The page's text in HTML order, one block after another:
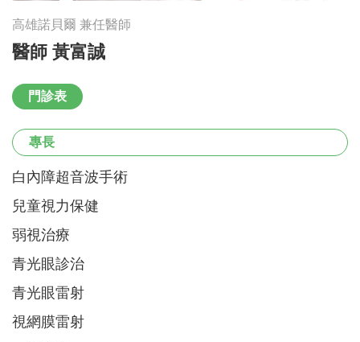
高雄諾貝爾 兼任醫師
醫師 黃富誠
門診表
專長
白內障超音波手術
兒童視力保健
弱視治療
青光眼診治
青光眼雷射
視網膜雷射